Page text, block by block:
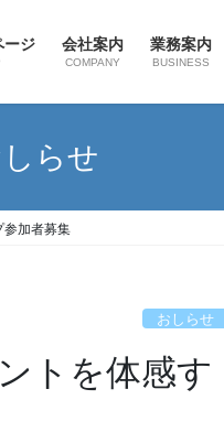
ージ 会社案内
COMPANY
業務案内
BUSINESS
らせ
参加者募集
おしらせ
トを体感す